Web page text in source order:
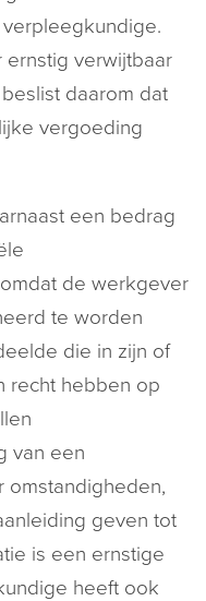
verwijtbaar
daarom dat
vergoeding
een bedrag
de werkgever
te worden
die in zijn of
recht hebben op
van een
omstandigheden,
geven tot
is een ernstige
heeft ook